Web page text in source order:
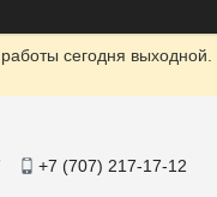
сегодня
+7 (707) 217-17-12